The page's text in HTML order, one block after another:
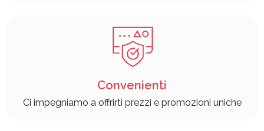
Convenienti
Ci impegniamo a offrirti prezzi e promozioni uniche